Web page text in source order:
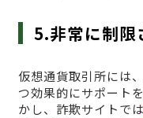
5.非常に制限
仮想通貨取引所には
つ効果的にサポート
かし、詐欺サイトでは